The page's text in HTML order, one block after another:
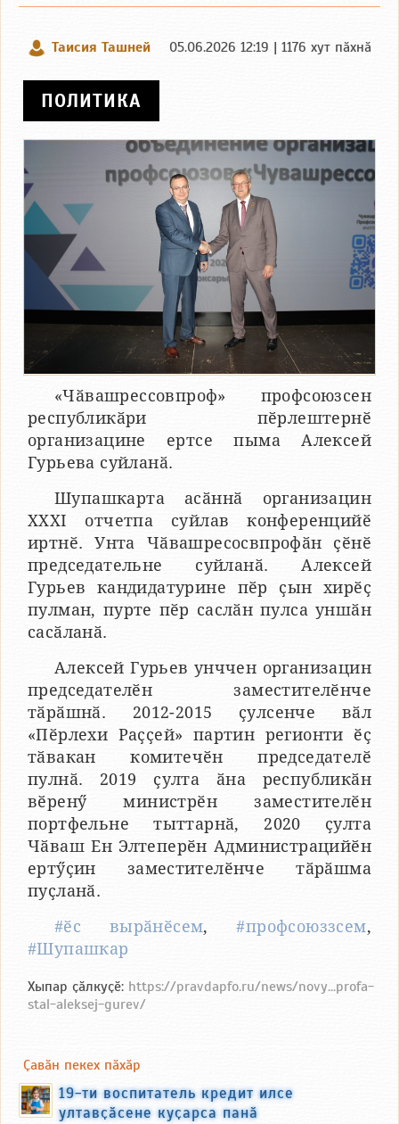
Таисия Ташней 05.06.2026 12:19 | 1176 хут пӑхнӑ
ПОЛИТИКА
«Чӑвашрессовпроф» профсоюзсен
республикӑри пӗрлештернӗ
организацине ертсе пыма Алексей
Гурьева суйланӑ.
Шупашкарта асӑннӑ организацин
XXXI отчетпа суйлав конференцийӗ
иртнӗ. Унта Чӑвашресосвпрофӑн ҫӗнӗ
председательне суйланӑ. Алексей
Гурьев кандидатурине пӗр ҫын хирӗҫ
пулман, пурте пӗр саслӑн пулса уншӑн
сасӑланӑ.
Алексей Гурьев унччен организацин
председателӗн заместителӗнче
тӑрӑшнӑ. 2012-2015 ҫулсенче вӑл
«Пӗрлехи Раҫҫей» партин регионти ӗҫ
тӑвакан комитечӗн председателӗ
пулнӑ. 2019 ҫулта ӑна республикӑн
вӗренӳ министрӗн заместителӗн
портфельне тыттарнӑ, 2020 ҫулта
Чӑваш Ен Элтеперӗн Администрацийӗн
ертӳҫин заместителӗнче тӑрӑшма
пуҫланӑ.
#ӗс вырӑнӗсем,#профсоюззсем,
#Шупашкар
Хыпар ҫӑлкуҫӗ: https://pravdapfo.ru/news/novy...profa-
stal-aleksej-gurev/
Ҫавӑн пекех пӑхӑр
19-ти воспитатель кредит илсе
ултавҫӑсене куҫарса панӑ